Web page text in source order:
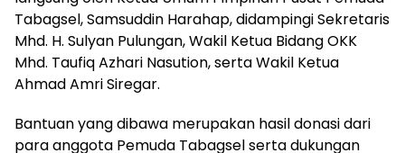
Tabagsel, Samsuddin Harahap, didampingi Sekretaris
Mhd. H. Sulyan Pulungan, Wakil Ketua Bidang OKK
Mhd. Taufiq Azhari Nasution, serta Wakil Ketua
Ahmad Amri Siregar.
Bantuan yang dibawa merupakan hasil donasi dari
para anggota Pemuda Tabagsel serta dukungan